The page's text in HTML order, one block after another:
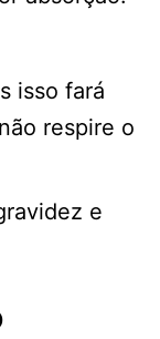
isso fará
respire o
e